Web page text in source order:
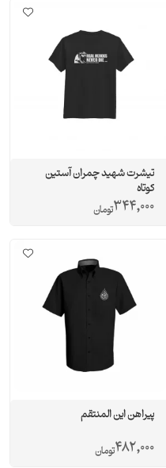
تیشرت شهید چمران آستین
کوتاه
344,000تومان
پیراهن این المنتقم
482,000تومان